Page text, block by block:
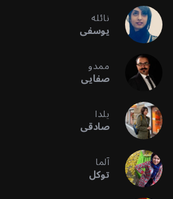
نائله
یوسفی
ممدو
صفایی
یلدا
صادقی
آلما
توکل